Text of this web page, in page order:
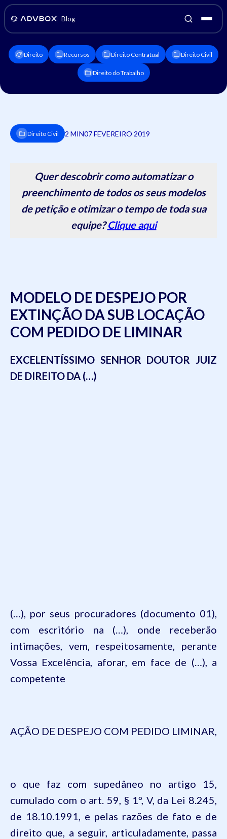
Blog
Direito Recursos Direito Contratual Direito Civil
Direito do Trabalho
Direito Civil 2 MIN07 FEVEREIRO 2019
Quer descobrir como automatizar o
preenchimento de todos os seus modelos
de petição e otimizar o tempo de toda sua
equipe?Clique aqui
MODELO DE DESPEJO POR
EXTINÇÃO DA SUB LOCAÇÃO
COM PEDIDO DE LIMINAR
EXCELENTÍSSIMO SENHOR DOUTOR JUIZ
DE DIREITO DA (…)
(…), por seus procuradores (documento 01),
com escritório na (…), onde
receberão
intimações, vem, respeitosamente, perante
Vossa Excelência, aforar, em face de (…), a
competente
AÇÃO DE DESPEJO COM PEDIDO LIMINAR,
o que faz com supedâneo no artigo 15,
cumulado com o art. 59, § 1º, V, da Lei 8.245,
de 18.10.1991, e pelas razões de fato e de
direito que, a seguir, articuladamente, passa